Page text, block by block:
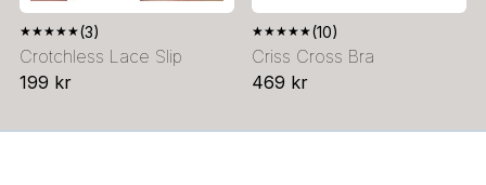
★★★★★(3)
Crotchless Lace Slip
199 kr
★★★★★(10)
Criss Cross Bra
469 kr